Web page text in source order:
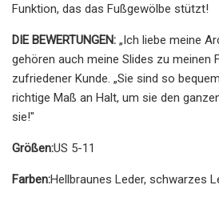
Funktion, das das Fußgewölbe stützt!
DIE BEWERTUNGEN: „Ich liebe meine
gehören auch meine Slides zu meinen
zufriedener Kunde. „Sie sind so
richtige Maß an Halt, um sie den
sie!"
Größen:US 5-11
Farben:Hellbraunes Leder, schwarzes